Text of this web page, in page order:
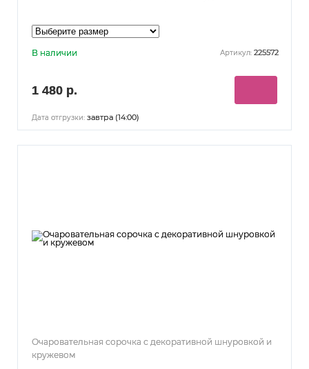
В наличии Артикул: 225572
1 480 р.
Дата отгрузки: завтра (14:00)
Очаровательная сорочка с декоративной шнуровкой и
кружевом